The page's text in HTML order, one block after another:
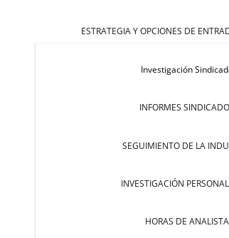
ESTRATEGIA Y OPCIONES DE
Investigación
INFORMES
SEGUIMIENTO DE LA
INVESTIGACIÓN
HORAS DE ANALISTA